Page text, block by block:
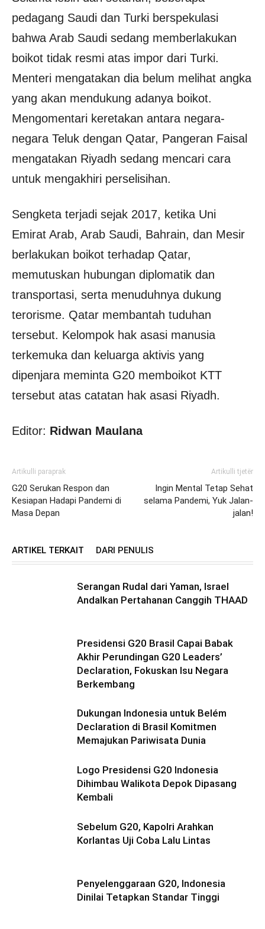
pedagang Saudi dan Turki berspekulasi
bahwa Arab Saudi sedang memberlakukan
boikot tidak resmi atas impor dari Turki.
Menteri mengatakan dia belum melihat angka
yang akan mendukung adanya boikot.
Mengomentari keretakan antara negara-
negara Teluk dengan Qatar, Pangeran Faisal
mengatakan Riyadh sedang mencari cara
untuk mengakhiri perselisihan.
Sengketa terjadi sejak 2017, ketika Uni
Emirat Arab, Arab Saudi, Bahrain, dan Mesir
berlakukan boikot terhadap Qatar,
memutuskan hubungan diplomatik dan
transportasi, serta menuduhnya dukung
terorisme. Qatar membantah tuduhan
tersebut. Kelompok hak asasi manusia
terkemuka dan keluarga aktivis yang
dipenjara meminta G20 memboikot KTT
tersebut atas catatan hak asasi Riyadh.
Editor: Ridwan Maulana
Artikulli paraprak
G20 Serukan Respon dan
Kesiapan Hadapi Pandemi di
Masa Depan
Artikulli tjetër
Ingin Mental Tetap Sehat
selama Pandemi, Yuk Jalan-
jalan!
ARTIKEL TERKAIT DARI PENULIS
Serangan Rudal dari Yaman, Israel
Andalkan Pertahanan Canggih THAAD
Presidensi G20 Brasil Capai Babak
Akhir Perundingan G20 Leaders’
Declaration, Fokuskan Isu Negara
Berkembang
Dukungan Indonesia untuk Belém
Declaration di Brasil Komitmen
Memajukan Pariwisata Dunia
Logo Presidensi G20 Indonesia
Dihimbau Walikota Depok Dipasang
Kembali
Sebelum G20, Kapolri Arahkan
Korlantas Uji Coba Lalu Lintas
Penyelenggaraan G20, Indonesia
Dinilai Tetapkan Standar Tinggi